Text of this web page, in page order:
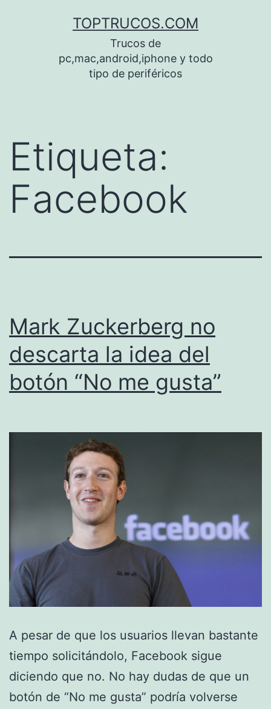
TOPTRUCOS.COM
Trucos de
pc,mac,android,iphone y todo
tipo de periféricos
Etiqueta:
Facebook
Mark Zuckerberg no
descarta la idea del
botón “No me gusta”
A pesar de que los usuarios llevan bastante
tiempo solicitándolo, Facebook sigue
diciendo que no. No hay dudas de que un
botón de “No me gusta” podría volverse